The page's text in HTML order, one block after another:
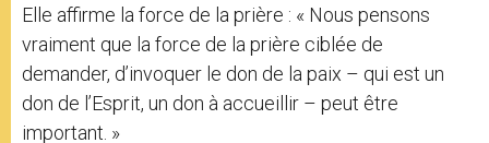
Elle affirme la force de la prière : « Nous pensons
vraiment que la force de la prière ciblée de
demander, d’invoquer le don de la paix – qui est un
don de l’Esprit, un don à accueillir – peut être
important. »